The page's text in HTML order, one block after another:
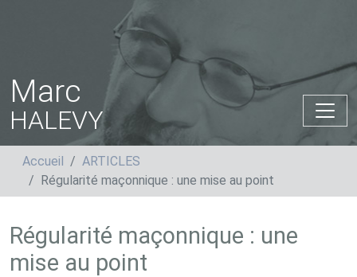
Marc
HALEVY
Accueil
ARTICLES
Régularité maçonnique : une mise au point
Régularité maçonnique : une
mise au point